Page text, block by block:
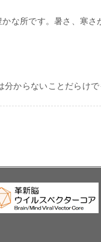
な所です。暑さ、寒
からないことだらけ